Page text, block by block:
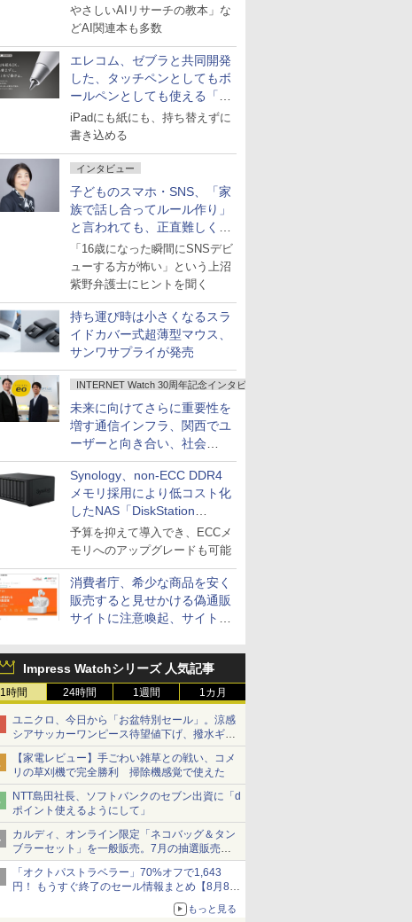
やさしいAIリサーチの教本」な
どAI関連本も多数
エレコム、ゼブラと共同開発
した、タッチペンとしてもボ
ールペンとしても使える「ス
タイラスツーウェイ」発売
iPadにも紙にも、持ち替えずに
書き込める
インタビュー
子どものスマホ・SNS、「家
族で話し合ってルール作り」
と言われても、正直難しくな
いですか？
「16歳になった瞬間にSNSデビ
ューする方が怖い」という上沼
紫野弁護士にヒントを聞く
持ち運び時は小さくなるスラ
イドカバー式超薄型マウス、
サンワサプライが発売
INTERNET Watch 30周年記念インタビュー
未来に向けてさらに重要性を
増す通信インフラ、関西でユ
ーザーと向き合い、社会
の“あたらしい”を起動し続け
る～オプテージ
Synology、non-ECC DDR4
メモリ採用により低コスト化
したNAS「DiskStation
neo+」シリーズ
予算を抑えて導入でき、ECCメ
モリへのアップグレードも可能
消費者庁、希少な商品を安く
販売すると見せかける偽通販
サイトに注意喚起、サイト名
Impress Watchシリーズ 人気記事
1時間 24時間 1週間 1カ月
ユニクロ、今日から「お盆特別セール」。涼感
シアサッカーワンピース待望値下げ、撥水ギア
ショーツは1990円に
【家電レビュー】手ごわい雑草との戦い、コメ
リの草刈機で完全勝利 掃除機感覚で使えた
NTT島田社長、ソフトバンクのセブン出資に「d
ポイント使えるようにして」
カルディ、オンライン限定「ネコバッグ＆タン
ブラーセット」を一般販売。7月の抽選販売の
当選無効分
「オクトパストラベラー」70%オフで1,643
円！ もうすぐ終了のセール情報まとめ【8月8日
ニンテンドーeショップでは「大神 絶景版」が
もっと見る